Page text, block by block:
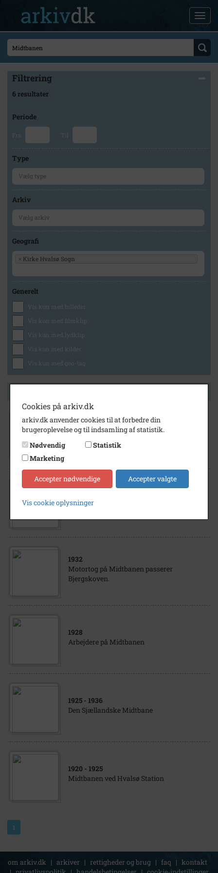
Filtrering
6 resultater
Periode
Fra Til
Type
Arkiv
Geografi
× Kirke Hvalsø Sogn
Generelt
Vis kun med billeder
Vis kun med filmklip
Vis kun med lydklip
Vis kun med kilder
Vis kun med geo-tag
1899- 2012
Midtbanen - Den midtsjællandske
Jernbane
1932
Motortoget passerer Bjergskoven på
1932
Motortog på Midtbanen passerer
Bjergskoven.
1928
Arbejdere på Midtbanen
1925 - 1936
Den Sjællandske Midtbane
1920 - 1925
Midtbanen ved Hvalsø Station
1
om arkiv.dk | arkiver | rettigheder og brug | faq | kontakt
Cookies på arkiv.dk
arkiv.dk anvender cookies til at forbedre din
brugeroplevelse og til indsamling af statistik.
Nødvendig
Statistik
Marketing
Accepter nødvendige Accepter valgte
Vis cookie oplysninger